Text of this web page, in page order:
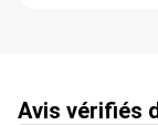
Avis vérifiés